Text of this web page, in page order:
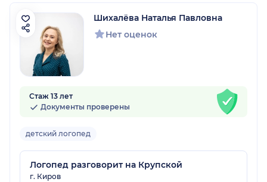
Шихалёва Наталья Павловна
Нет оценок
Стаж 13 лет
Документы проверены
детский логопед
Логопед разговорит на Крупской
г. Киров